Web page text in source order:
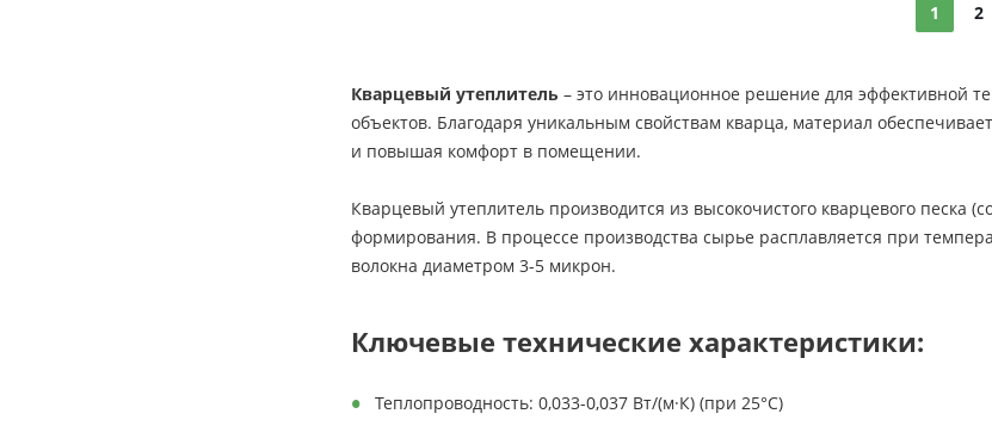
1 2
Кварцевый утеплитель – это инновационное решение для эффективной
объектов. Благодаря уникальным свойствам кварца, материал
и повышая комфорт в помещении.
Кварцевый утеплитель производится из высокочистого кварцевого песка
формирования. В процессе производства сырье расплавляется при
волокна диаметром 3-5 микрон.
Ключевые технические характеристики:
Теплопроводность: 0,033-0,037 Вт/(м·К) (при 25°C)